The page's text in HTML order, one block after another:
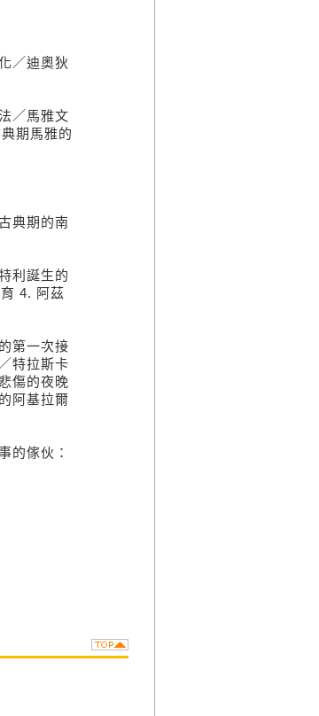
／迪奧狄
／馬雅文
期馬雅的
典期的南
利誕生的
4. 阿茲
第一次接
特拉斯卡
傷的夜晚
阿基拉爾
的傢伙：